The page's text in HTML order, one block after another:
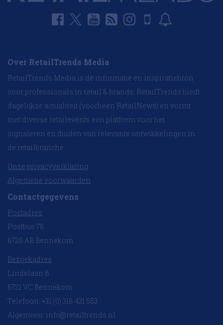
Over RetailTrends Media
RetailTrends Media is dé informatie en inspiratiebron
voor professionals in retail & brands. RetailTrends biedt
dagelijkse actualiteit (voorheen RetailNews) en vormt
met diverse retailevents een platform voor het
signaleren en duiden van relevante ontwikkelingen in
de retailbranche.
Onze privacyverklaring
Algemene voorwaarden
Contactgegevens
Postadres
Postbus 78
6720 AB Bennekom
Bezoekadres
Lindelaan 8
6721 VC Bennekom
Telefoon: +31 (0) 318 431 553
Algemeen: info@retailtrends.nl